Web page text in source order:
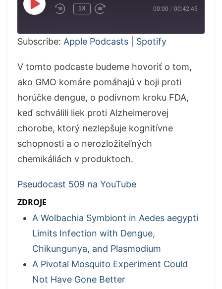
PLAY
EPISODE
1X 00:00 / 00:42:45
Subscribe: Apple Podcasts Spotify
V tomto podcaste budeme hovoriť o tom,
ako GMO komáre pomáhajú v boji proti
horúčke dengue, o podivnom kroku FDA,
keď schválili liek proti Alzheimerovej
chorobe, ktorý nezlepšuje kognitívne
schopnosti a o nerozložiteľných
chemikáliách v produktoch.
Pseudocast 509 na YouTube
ZDROJE
A Wolbachia Symbiont in Aedes aegypti
Limits Infection with Dengue,
Chikungunya, and Plasmodium
A Pivotal Mosquito Experiment Could
Not Have Gone Better